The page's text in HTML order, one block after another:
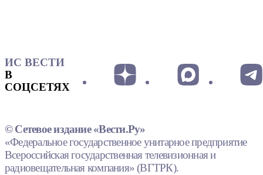
ИС ВЕСТИ
В
СОЦСЕТЯХ
© Сетевое издание «Вести.Ру»
«Федеральное государственное унитарное предприятие
Всероссийская государственная телевизионная и
радиовещательная компания» (ВГТРК).